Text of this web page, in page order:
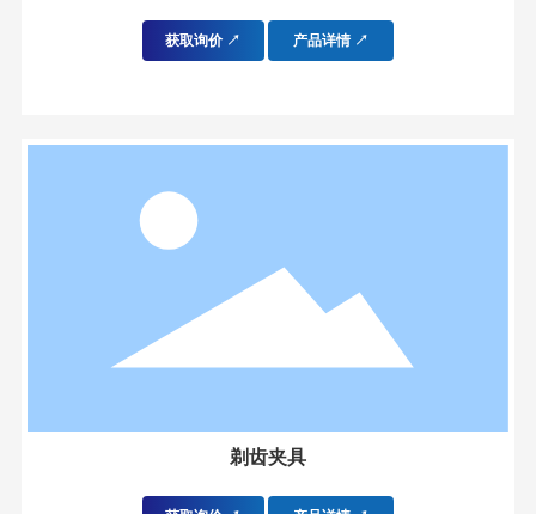
获取询价 ↗ 产品详情 ↗
剃齿夹具